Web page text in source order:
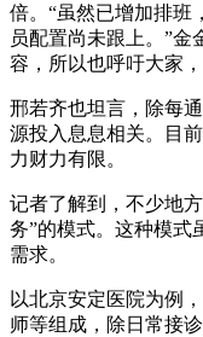
倍。“虽然已增加排班
员配置尚未跟上。”金
容，所以也呼吁大家
邢若齐也坦言，除每
源投入息息相关。目
力财力有限。
记者了解到，不少地
务”的模式。这种模式
需求。
以北京安定医院为例
师等组成，除日常接